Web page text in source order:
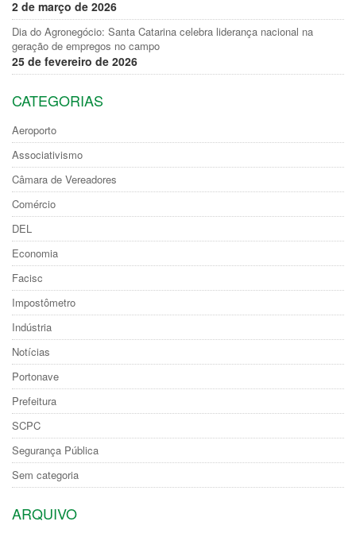
2 de março de 2026
Dia do Agronegócio: Santa Catarina celebra liderança nacional na
geração de empregos no campo
25 de fevereiro de 2026
CATEGORIAS
Aeroporto
Associativismo
Câmara de Vereadores
Comércio
DEL
Economia
Facisc
Impostômetro
Indústria
Notícias
Portonave
Prefeitura
SCPC
Segurança Pública
Sem categoria
ARQUIVO